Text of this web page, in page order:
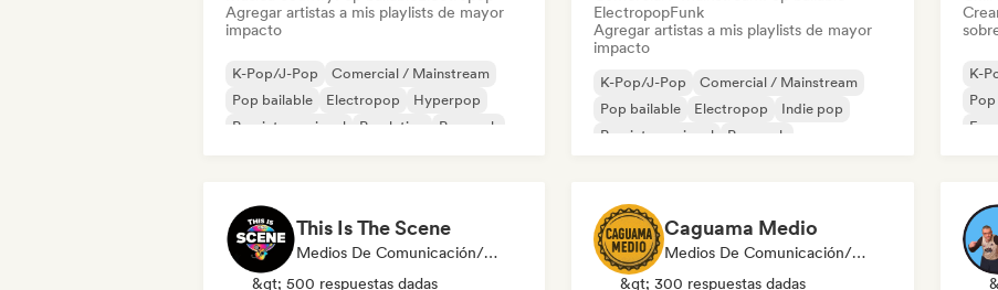
Agregar artistas a mis playlists de mayor
impacto
K-Pop/J-Pop
Comercial / Mainstream
Pop bailable
Electropop
Hyperpop
Pop internacional
Pop latino Pop rock
ElectropopFunk
Agregar artistas a mis playlists de mayor
impacto
K-Pop/J-Pop
Comercial / Mainstream
Pop bailable
Electropop
Indie pop
Pop internacional
Pop rock
K-
This Is The Scene
Medios De Comunicación/Periodista
&gt; 500 respuestas dadas
Caguama Medio
Medios De Comunicación/Periodista
&gt; 300 respuestas dadas